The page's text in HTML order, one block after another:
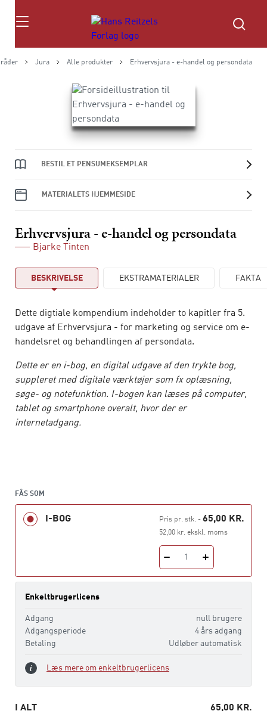
Søg
Jura Alle produkter Erhvervsjura - e-handel og persondata
BESTIL ET PENSUMEKSEMPLAR
MATERIALETS HJEMMESIDE
Erhvervsjura - e-handel og persondata
Bjarke Tinten
BESKRIVELSE EKSTRAMATERIALER FAKTA
Dette digtiale kompendium indeholder to kapitler fra 5.
udgave af Erhvervsjura - for marketing og service om e-
handelsret og behandlingen af persondata.
Dette er en i-bog, en digital udgave af den trykte bog,
suppleret med digitale værktøjer som fx oplæsning,
søge- og notefunktion. I-bogen kan læses på computer,
tablet og smartphone overalt, hvor der er
internetadgang.
FÅS SOM
I-BOG Pris pr. stk.- 65,00 KR.
52,00 kr. ekskl. moms
1
Enkeltbrugerlicens
Adgang
null brugere
Adgangsperiode
4 års adgang
Betaling
Udløber automatisk
Læs mere om enkeltbrugerlicens
I ALT 65,00 KR.